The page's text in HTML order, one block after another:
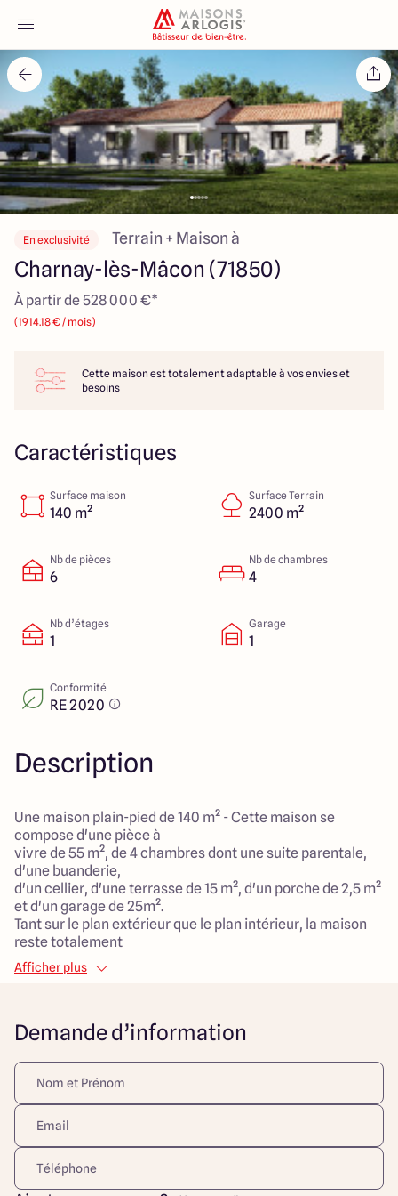
Accueil
Nos maisons
Nos annonces
Votre projet
Qui sommes-nous
Maisons ARLOGIS Macon
4.3 4.6
En exclusivité Terrain + Maison à
Charnay-lès-Mâcon (71850)
À partir de 528 000 €*
(1914.18 € / mois)
Cette maison est totalement adaptable à vos envies et
besoins
Caractéristiques
Surface maison
140 m²
Surface Terrain
2400 m²
Nb de pièces
6
Nb de chambres
4
Nb d’étages
1
Garage
1
Conformité
RE 2020
Description
Une maison plain-pied de 140 m² - Cette maison se
compose d'une pièce à
vivre de 55 m², de 4 chambres dont une suite parentale,
d'une buanderie,
d'un cellier, d'une terrasse de 15 m², d'un porche de 2,5 m²
et d'un garage de 25m².
Tant sur le plan extérieur que le plan intérieur, la maison
reste totalement
personnalisable afin de répondre à vos besoins. La maison
sera réalisée par nos artisans locaux et avec des
chauffage et/ou climatisation
***
Découvrez votre terrain de rêve à Charnay-lès-Mâcon,
l'endroit idéal pour créer votre maison sur mesure avec
Maisons ARLOGIS ! Vous aspirez à vivre dans une maison
conçue spécialement pour vous, à Charnay-lès-Mâcon,
dans le département de la Saône-et-Loire (71) ? Maisons
ARLOGIS, le spécialiste du sur-mesure depuis 1988, vous
Afficher plus
Demande d’information